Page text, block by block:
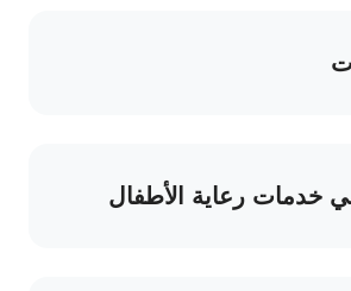
خدمات رعاية الأطفال